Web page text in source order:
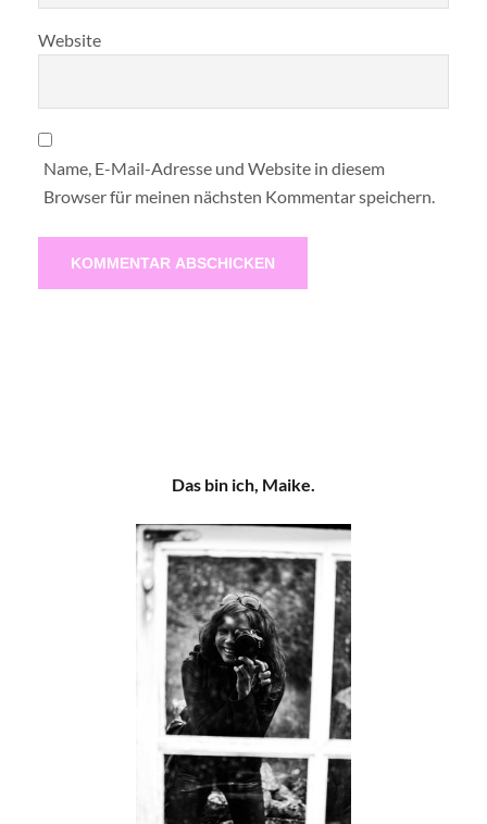
Website
Name, E-Mail-Adresse und Website in diesem
Browser für meinen nächsten Kommentar speichern.
Das bin ich, Maike.